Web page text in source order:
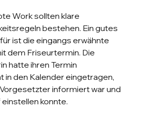
Work sollten klare
bestehen. Ein gutes
ist die eingangs erwähnte
dem Friseurtermin. Die
hatte ihren Termin
in den Kalender eingetragen,
informiert war und
konnte.